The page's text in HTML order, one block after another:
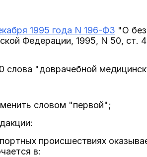
1995 года N 196-ФЗ "О
Федерации, 1995, N 50, ст.
слова "доврачебной
словом "первой";
происшествиях
в: